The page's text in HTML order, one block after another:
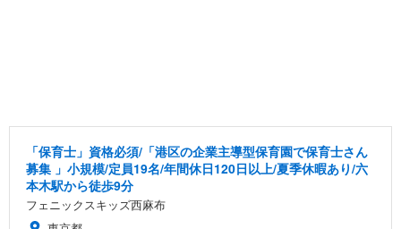
「保育士」資格必須/「港区の企業主導型保育園で保育士さん
募集 」小規模/定員19名/年間休日120日以上/夏季休暇あり/六
本木駅から徒歩9分
フェニックスキッズ西麻布